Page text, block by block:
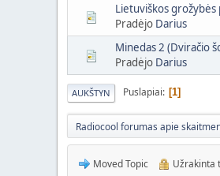
Lietuviškos grožybės
Pradėjo Darius
Minedas 2 (Dviračio
Pradėjo Darius
AUKŠTYN Puslapiai 1
Radiocool forumas apie
Moved Topic
Užrakinta